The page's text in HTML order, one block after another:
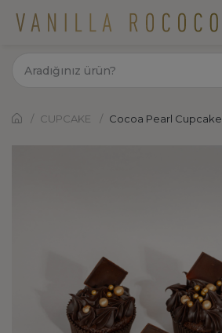
CUPCAKE Cocoa Pearl Cupcake